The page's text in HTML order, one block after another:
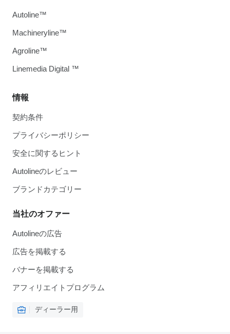
情報
契約条件
プライバシーポリシー
安全に関するヒント
Autolineのレビュー
ブランドカテゴリー
当社のオファー
Autolineの広告
広告を掲載する
バナーを掲載する
アフィリエイトプログラム
ディーラー用
Autoline™
Machineryline™
Agroline™
Linemedia Digital ™